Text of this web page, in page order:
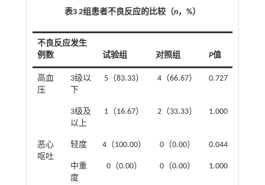
表3 2组患者不良反应的比较（n，%）
不良反应发生
例数
试验组 对照组 P值
高血
压
3级以
下
5（83.33） 4（66.67） 0.727
3级及
以上
1（16.67） 2（33.33） 1.000
恶心
呕吐
轻度 4（100.00） 0（0.00） 0.044
中重
度
0（0.00） 0（0.00） 1.000